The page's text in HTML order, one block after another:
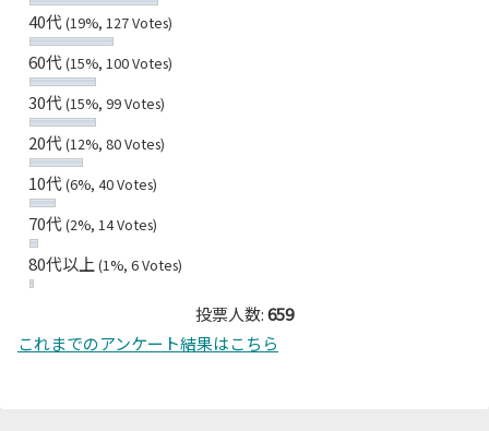
40代(19%, 127 Votes)
60代(15%, 100 Votes)
30代(15%, 99 Votes)
20代(12%, 80 Votes)
10代(6%, 40 Votes)
70代(2%, 14 Votes)
80代以上 (1%, 6 Votes)
投票人数:659
これまでのアンケート結果はこちら